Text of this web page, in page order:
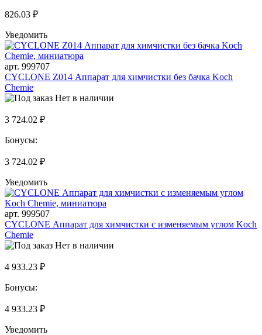
826.03 ₽
Уведомить
арт. 999707
CYCLONE Z014 Аппарат для химчистки без бачка Koch
Chemie
Нет в наличии
3 724.02 ₽
Бонусы:
3 724.02 ₽
Уведомить
арт. 999507
CYCLONE Аппарат для химчистки с изменяемым углом Koch
Chemie
Нет в наличии
4 933.23 ₽
Бонусы:
4 933.23 ₽
Уведомить